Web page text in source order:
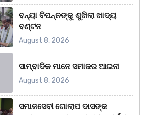
ବନ୍ୟା ବିପନ୍ନଙ୍କୁ ଶୁଖିଲା ଖାଦ୍ୟ
ବଣ୍ଟନ
August 8, 2026
ସାମ୍ବାଦିକ ମାନେ ସମାଜର ଆଇନା
August 8, 2026
ସମାଜସେବୀ ଗୋଲାପ ଦାସଙ୍କ